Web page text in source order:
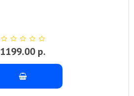
1199.00 р.